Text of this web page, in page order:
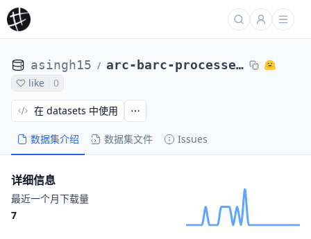
asingh15 / arc-barc-processed-direct-max4k-abs-lr5e-6-ep1-no-oracle-qwensols-0104-14of16
like 0
数据集介绍 数据集文件 Issues
在 datasets 中使用
详细信息
最近一个月下载量
7